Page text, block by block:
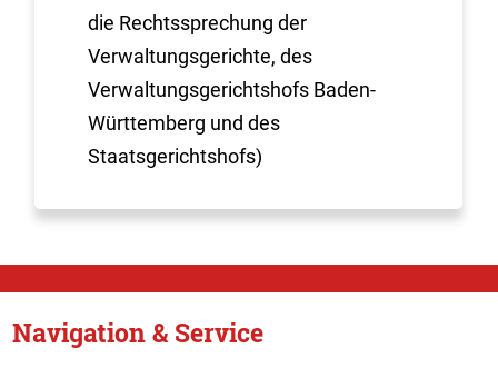
die Rechtssprechung der
Verwaltungsgerichte, des
Verwaltungsgerichtshofs Baden-
Württemberg und des
Staatsgerichtshofs)
Navigation & Service